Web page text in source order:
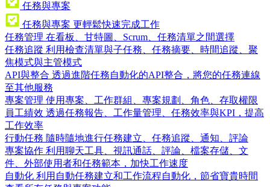
任務與專案
任務與專案 更輕鬆快速完成工作
任務管理 在看板、甘特圖、Scrum、任務清單之間選擇
任務追蹤 利用檢查清單與子任務、任務摘要、時間追蹤、聚
焦模式與主管模式
API與整合 透過進階任務自動化的API整合，將您的任務連線
至其他服務
專案管理 使用專案、工作群組、專案規劃、角色、存取權限
員工績效 透過任務報告、工作量管理、任務效率與KPI，提高
工作效率
行動任務 隨時隨地進行任務建立、任務追蹤、通知、評論
專案協作 利用聊天工具、視訊通話、評論、檔案存儲、文
件、外部使用者和任務範本，加快工作速度
自動化 利用自動任務建立和工作流程自動化，節省寶貴時間